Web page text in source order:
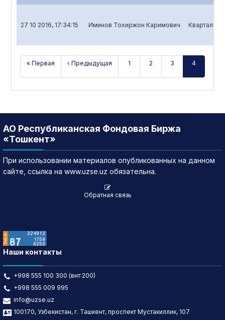
27 10 2016, 17:34:15 Иминов Тохиржон Каримович
« Первая ‹ Предыдущая 1 2 3 4
АО Республиканская Фондовая Биржа
«Тошкент»
При использовании материалов опубликованных на данном
сайте, ссылка на www.uzse.uz обязательна.
Обратная связь
Наши контакты
+998 555 100 300 (внт:200)
+998 555 009 995
info@uzse.uz
100170, Узбекистан, г. Ташкент, проспект Мустакиллик, 107